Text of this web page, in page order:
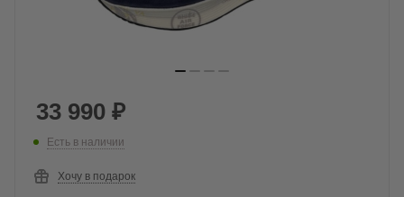
33 990 ₽
Есть в наличии
Хочу в подарок